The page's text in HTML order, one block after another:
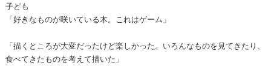
子ども
「好きなものが咲いている木。これはゲーム」
「描くところが大変だったけど楽しかった。いろんなものを見てきたり、
食べてきたものを考えて描いた」